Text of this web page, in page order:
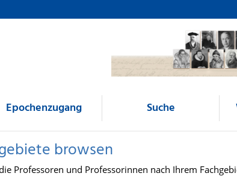
Epochenzugang Suche
browsen
Professoren und Professorinnen nach Ihrem